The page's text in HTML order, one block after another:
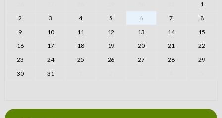
1
2
3 4 5 6 7
8
9
10 11 12 13 14
15
16
17 18 19 20 21
22
23
24 25 26 27 28
29
30
31